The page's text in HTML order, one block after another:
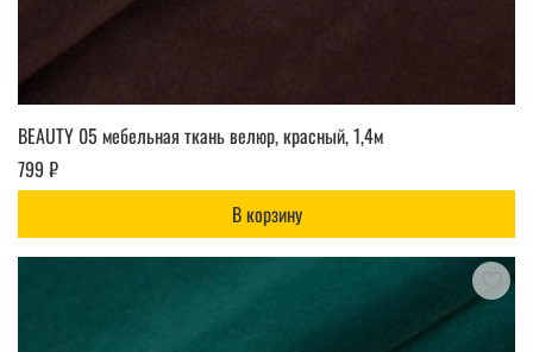
BEAUTY 05 мебельная ткань велюр, красный, 1,4м
799 ₽
В корзину